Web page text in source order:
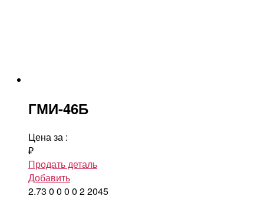
ГМИ-46Б
Цена за :
₽
Продать деталь
Добавить
2.73 0 0 0 0 22045